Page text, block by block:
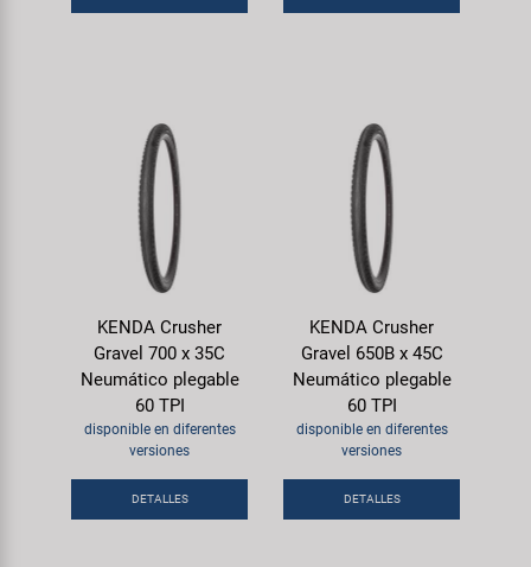
KENDA Crusher
Gravel 700 x 35C
Neumático plegable
60 TPI
disponible en diferentes
versiones
DETALLES
KENDA Crusher
Gravel 650B x 45C
Neumático plegable
60 TPI
disponible en diferentes
versiones
DETALLES